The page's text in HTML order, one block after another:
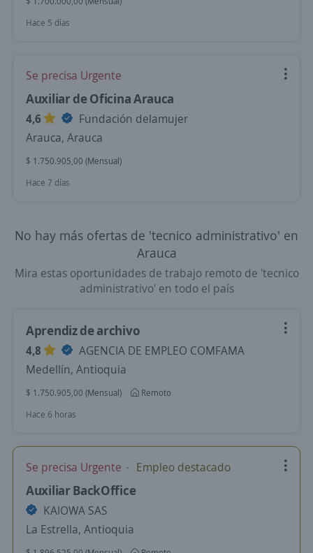
Hace 5 días
Se precisa Urgente
Auxiliar de Oficina Arauca
4,6
Fundación delamujer
Arauca, Arauca
$ 1.750.905,00 (Mensual)
Hace 7 días
No hay más ofertas de 'tecnico administrativo' en
Arauca
Mira estas oportunidades de trabajo remoto de 'tecnico
administrativo' en todo el país
Aprendiz de archivo
4,8
AGENCIA DE EMPLEO COMFAMA
Medellín, Antioquia
$ 1.750.905,00 (Mensual)
Remoto
Hace 6 horas
Se precisa Urgente Empleo destacado
Auxiliar BackOffice
KAIOWA SAS
La Estrella, Antioquia